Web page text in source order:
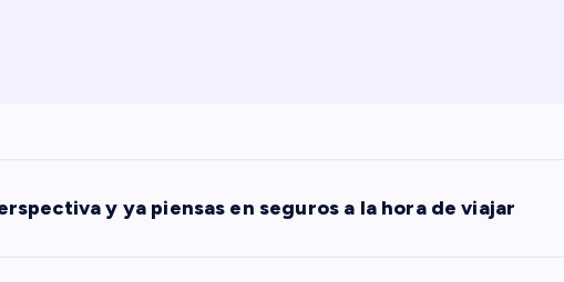
y ya piensas en seguros a la hora de viajar